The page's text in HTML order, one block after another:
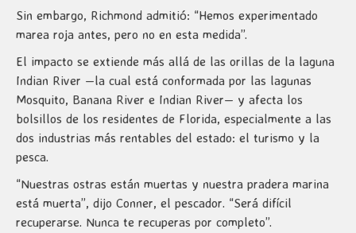
Sin embargo, Richmond admitió: “Hemos experimentado
marea roja antes, pero no en esta medida”.
El impacto se extiende más allá de las orillas de la laguna
Indian River —la cual está conformada por las lagunas
Mosquito, Banana River e Indian River— y afecta los
bolsillos de los residentes de Florida, especialmente a las
dos industrias más rentables del estado: el turismo y la
pesca.
“Nuestras ostras están muertas y nuestra pradera marina
está muerta”, dijo Conner, el pescador. “Será difícil
recuperarse. Nunca te recuperas por completo”.